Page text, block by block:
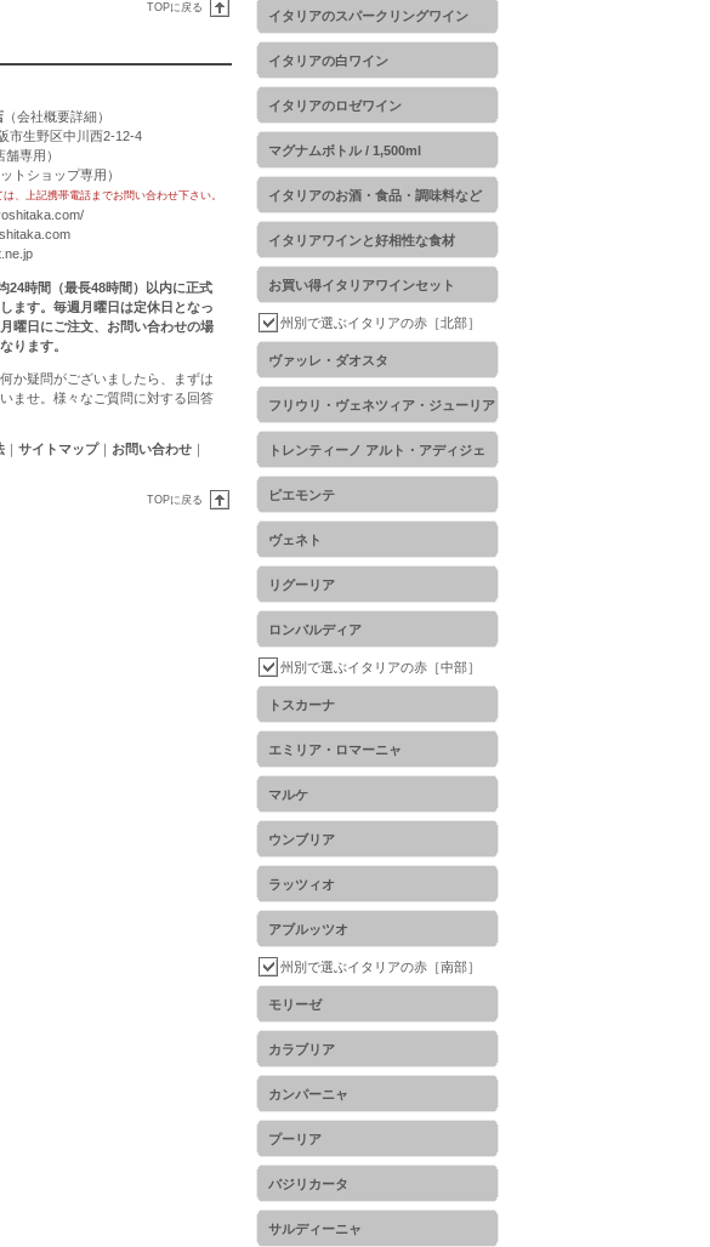
TOPに戻る
（会社概要詳細）
市生野区中川西2-12-4
専用）
トショップ専用）
、上記携帯電話までお問い合わせ下さい。
24時間（最長48時間）以内に正式
ます。毎週月曜日は定休日となっ
曜日にご注文、お問い合わせの場
ります。
か疑問がございましたら、まずは
ませ。様々なご質問に対する回答
｜ サイトマップ｜ お問い合わせ ｜
TOPに戻る
イタリアのスパークリングワイン
イタリアの白ワイン
イタリアのロゼワイン
マグナムボトル / 1,500ml
イタリアのお酒・食品・調味料など
イタリアワインと好相性な食材
お買い得イタリアワインセット
州別で選ぶイタリアの赤［北部］
ヴァッレ・ダオスタ
フリウリ・ヴェネツィア・ジューリア
トレンティーノ アルト・アディジェ
ピエモンテ
ヴェネト
リグーリア
ロンバルディア
州別で選ぶイタリアの赤［中部］
トスカーナ
エミリア・ロマーニャ
マルケ
ウンブリア
ラッツィオ
アブルッツオ
州別で選ぶイタリアの赤［南部］
モリーゼ
カラブリア
カンパーニャ
プーリア
バジリカータ
サルディーニャ